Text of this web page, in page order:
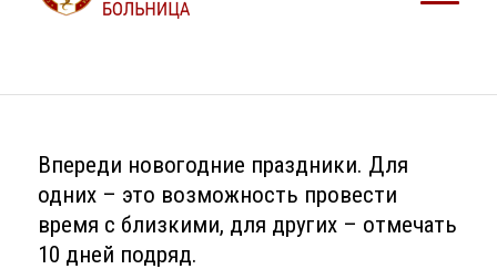
Впереди новогодние праздники. Для
одних – это возможность провести
время с близкими, для других – отмечать
10 дней подряд.